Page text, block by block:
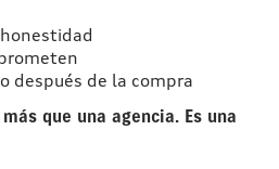
después de la compra
que una agencia. Es una